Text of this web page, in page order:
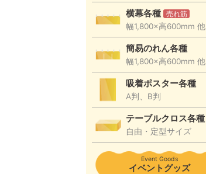
横幕各種 売れ筋
幅1,800×高600mm 他
簡易のれん各種
幅1,800×高600mm 他
吸着ポスター各種
A判、B判
テーブルクロス各種
自由・定型サイズ
Event Goods
イベントグッズ